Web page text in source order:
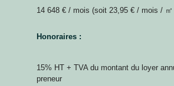
14 648 € / mois (soit 23,95 € / mois / ㎡
Honoraires :
15% HT + TVA du montant du loyer
preneur